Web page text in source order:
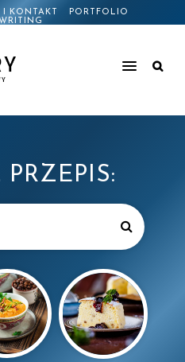
I KONTAKT
PORTFOLIO